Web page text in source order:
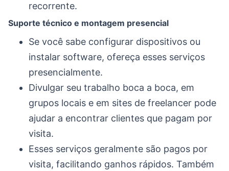
recorrente.
Suporte técnico e montagem presencial
Se você sabe configurar dispositivos ou
instalar software, ofereça esses serviços
presencialmente.
Divulgar seu trabalho boca a boca, em
grupos locais e em sites de freelancer pode
ajudar a encontrar clientes que pagam por
visita.
Esses serviços geralmente são pagos por
visita, facilitando ganhos rápidos. Também